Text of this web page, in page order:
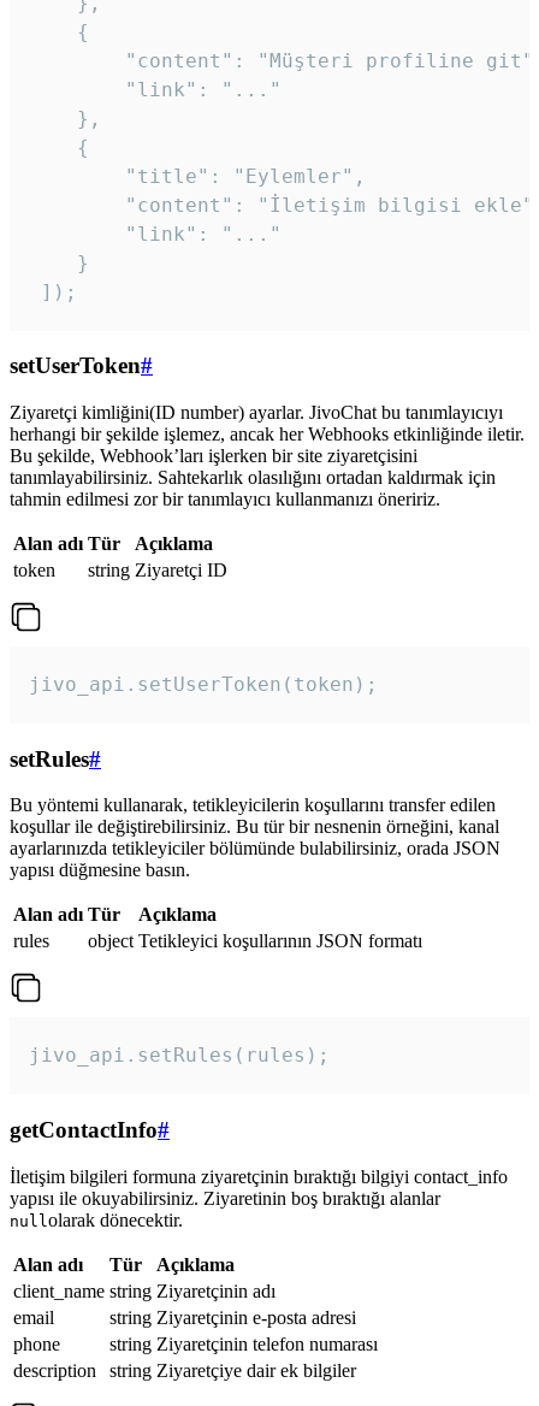
    {
"content": "Müşteri profiline
        "link": "..."
    },
    {
        "title": "Eylemler",
"content": "İletişim bilgisi
        "link": "..."
    }
]);
setUserToken#
Ziyaretçi kimliğini(ID number) ayarlar. JivoChat bu tanımlayıcıyı
herhangi bir şekilde işlemez, ancak her Webhooks etkinliğinde iletir.
Bu şekilde, Webhook’ları işlerken bir site ziyaretçisini
tanımlayabilirsiniz. Sahtekarlık olasılığını ortadan kaldırmak için
tahmin edilmesi zor bir tanımlayıcı kullanmanızı öneririz.
Alan adı Tür
Açıklama
token
string Ziyaretçi ID
jivo_api.setUserToken(token);
setRules#
Bu yöntemi kullanarak, tetikleyicilerin koşullarını transfer edilen
koşullar ile değiştirebilirsiniz. Bu tür bir nesnenin örneğini, kanal
ayarlarınızda tetikleyiciler bölümünde bulabilirsiniz, orada JSON
yapısı düğmesine basın.
Alan adı Tür
Açıklama
rules
object Tetikleyici koşullarının JSON formatı
jivo_api.setRules(rules);
getContactInfo#
İletişim bilgileri formuna ziyaretçinin bıraktığı bilgiyi contact_info
yapısı ile okuyabilirsiniz. Ziyaretinin boş bıraktığı alanlar
null olarak dönecektir.
Alan adı Tür
Açıklama
client_name string Ziyaretçinin adı
email
string Ziyaretçinin e-posta adresi
phone
string Ziyaretçinin telefon numarası
description
string Ziyaretçiye dair ek bilgiler